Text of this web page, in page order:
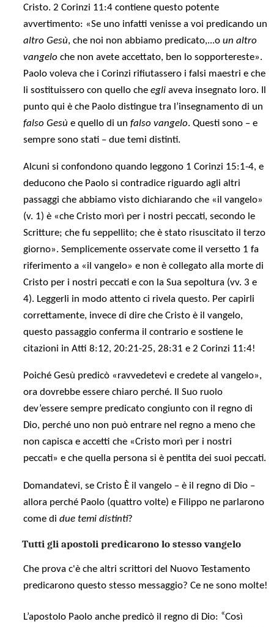
Cristo. 2 Corinzi 11:4 contiene questo potente
avvertimento: «Se uno infatti venisse a voi predicando un
altro Gesù, che noi non abbiamo predicato,...oun altro
vangelo che non avete accettato, ben lo sopportereste».
Paolo voleva che i Corinzi rifiutassero i falsi maestri e che
li sostituissero con quello cheegli aveva insegnato loro. Il
punto qui è che Paolo distingue tra l’insegnamento di un
falso Gesù e quello di unfalso vangelo. Questi sono – e
sempre sono stati – due temi distinti.
Alcuni si confondono quando leggono 1 Corinzi 15:1-4, e
deducono che Paolo si contradice riguardo agli altri
passaggi che abbiamo visto dichiarando che «il vangelo»
(v. 1) è «che Cristo morì per i nostri peccati, secondo le
Scritture; che fu seppellito; che è stato risuscitato il terzo
giorno». Semplicemente osservate come il versetto 1 fa
riferimento a «il vangelo» e non è collegato alla morte di
Cristo per i nostri peccati e con la Sua sepoltura (vv. 3 e
4). Leggerli in modo attento ci rivela questo. Per capirli
correttamente, invece di dire che Cristo è il vangelo,
questo passaggio conferma il contrario e sostiene le
citazioni in Atti 8:12, 20:21-25, 28:31 e 2 Corinzi 11:4!
Poiché Gesù predicò «ravvedetevi e credete al vangelo»,
ora dovrebbe essere chiaro perché. Il Suo ruolo
dev’essere sempre predicato congiunto con il regno di
Dio, perché uno non può entrare nel regno a meno che
non capisca e accetti che «Cristo morì per i nostri
peccati» e che quella persona si è pentita dei suoi peccati.
Domandatevi, se Cristo È il vangelo – è il regno di Dio –
allora perché Paolo (quattro volte) e Filippo ne parlarono
come didue temi distinti?
Tutti gli apostoli predicarono lo stesso vangelo
Che prova c'è che altri scrittori del Nuovo Testamento
predicarono questo stesso messaggio? Ce ne sono molte!
L’apostolo Paolo anche predicò il regno di Dio: «Così